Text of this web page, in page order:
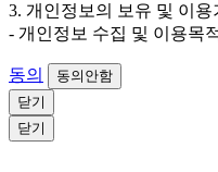
3. 개인정보의 보유 및 이용
- 개인정보 수집 및 이용목
동의
동의안함
닫기
닫기